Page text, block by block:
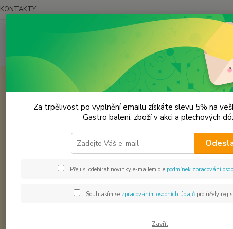
KONTAKTY
Plechové dózy - kořenky Plechová krabička
Plechová krabička
Za trpělivost po vyplnění emailu získáte slevu 5% na
Gastro balení, zboží v akci a plechových
Přeji si odebírat novinky e-mailem dle podmínek zpracování
Souhlasím se zpracováním osobních údajůpro účely
Zavřít